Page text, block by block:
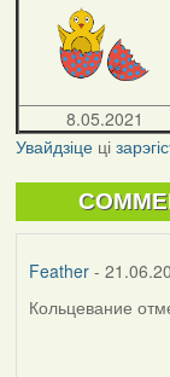
8.05.2021
Увайдзіцеці
Feather-
Кольцевание